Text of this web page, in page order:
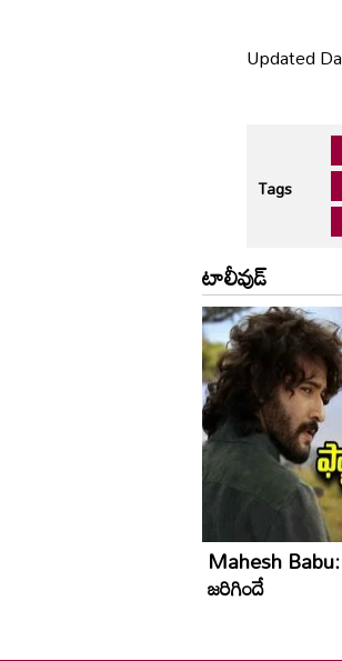
Updated
Tags
టాలీవుడ్
Mahesh
జరిగిందే